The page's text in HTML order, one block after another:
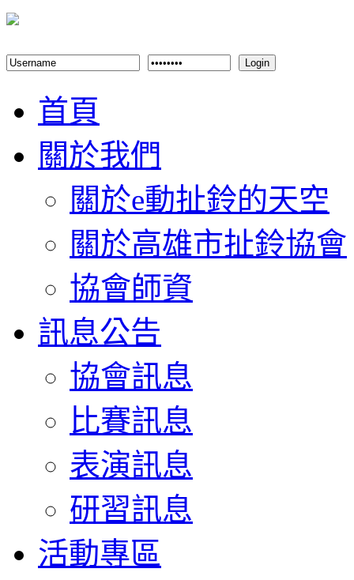
Login
首頁
關於我們
關於e動扯鈴的天空
關於高雄市扯鈴協會
協會師資
訊息公告
協會訊息
比賽訊息
表演訊息
研習訊息
活動專區